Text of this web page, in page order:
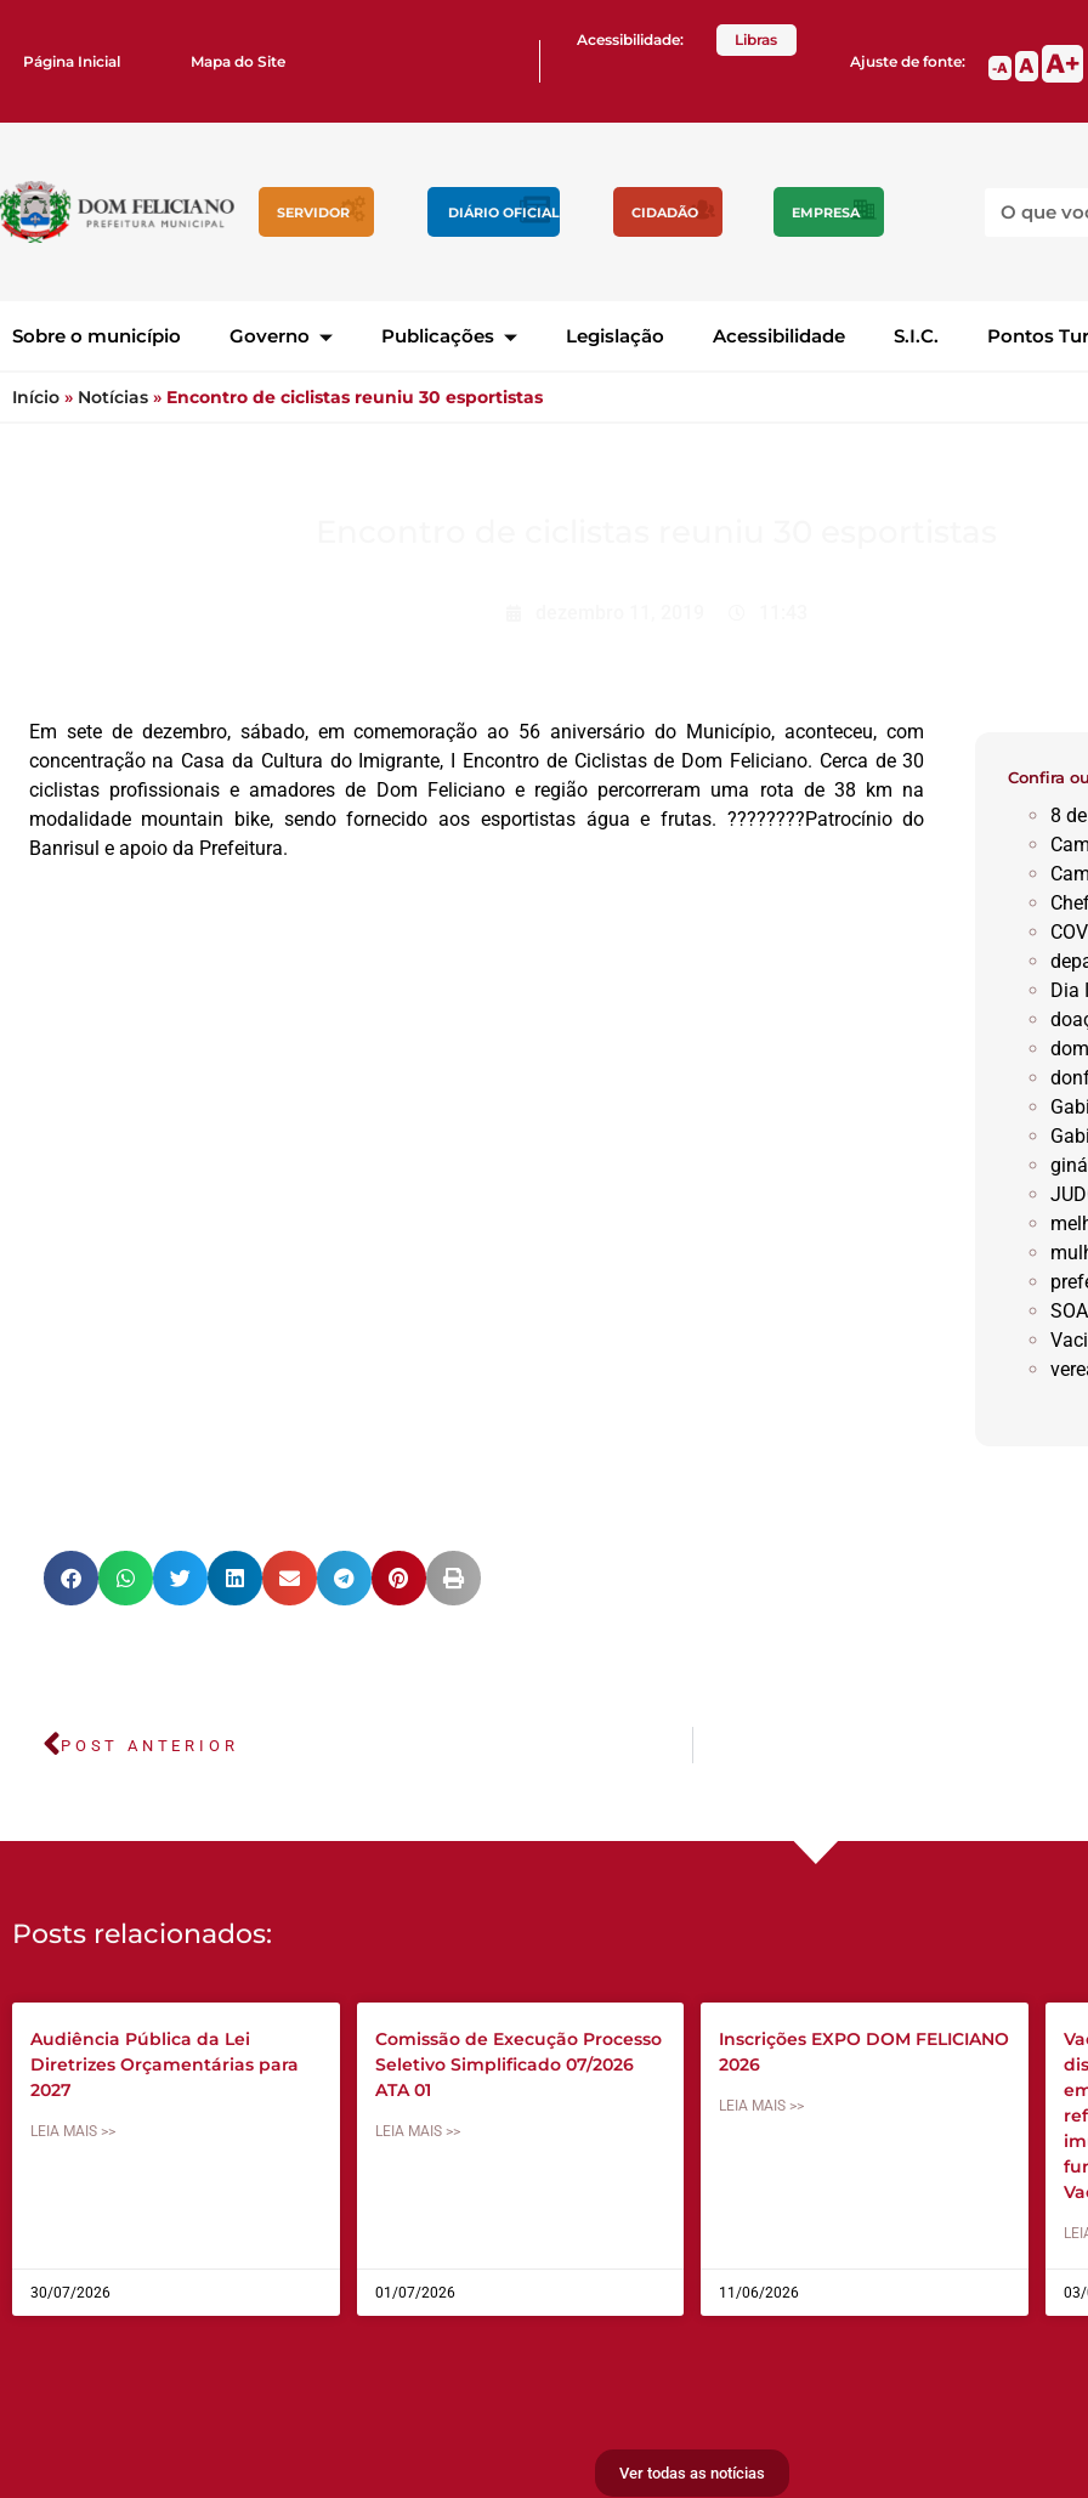
Página Inicial Mapa do Site
Acessibilidade:
Libras
Ajuste de fonte:
A A A
SERVIDOR DIÁRIO OFICIAL CIDADÃO EMPRESA
Sobre o município Governo Publicações Legislação Acessibilidade S.I.C. Pontos
Início » Notícias » Encontro de ciclistas reuniu 30 esportistas
Em sete de dezembro, sábado, em comemoração ao 56 aniversário do Município, aconteceu, com
concentração na Casa da Cultura do Imigrante, I Encontro de Ciclistas de Dom Feliciano. Cerca de 30
ciclistas profissionais e amadores de Dom Feliciano e região percorreram uma rota de 38 km na
modalidade mountain bike, sendo fornecido aos esportistas água e frutas. ????????Patrocínio do
Banrisul e apoio da Prefeitura.
Confira
8
Dia
POST ANTERIOR
Posts relacionados:
Audiência Pública da Lei
Diretrizes Orçamentárias para
2027
LEIA MAIS >>
30/07/2026
Comissão de Execução Processo
Seletivo Simplificado 07/2026
ATA 01
LEIA MAIS >>
01/07/2026
Inscrições EXPO DOM FELICIANO
2026
LEIA MAIS >>
11/06/2026
Ver todas as notícias